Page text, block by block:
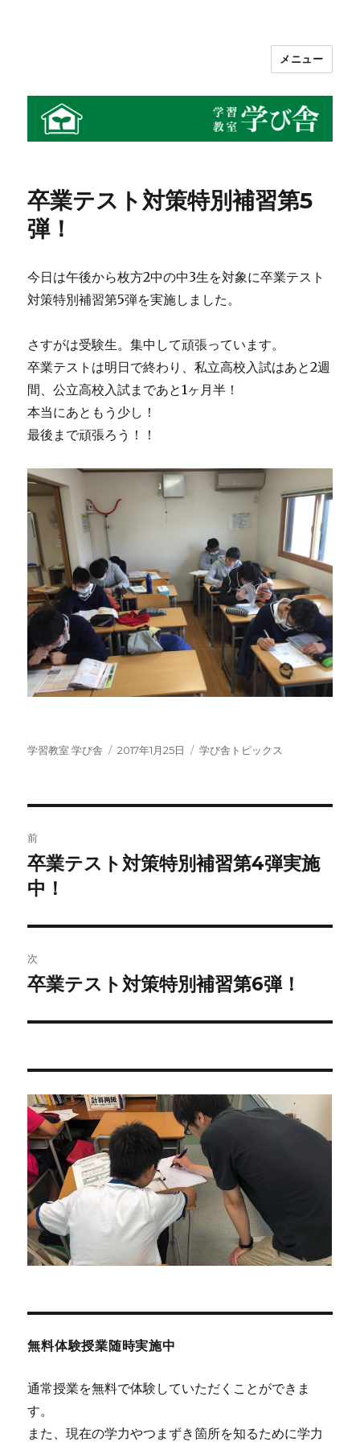
メニュー
卒業テスト対策特別補習第5
弾！
今日は午後から枚方2中の中3生を対象に卒業テスト
対策特別補習第5弾を実施しました。
さすがは受験生。集中して頑張っています。
卒業テストは明日で終わり、私立高校入試はあと2週
間、公立高校入試まであと1ヶ月半！
本当にあともう少し！
最後まで頑張ろう！！
投
学習教室 学び舎
投
2017年1月25日
カ
学び舎トピックス
稿
ナ
ビ
ゲ
ー
シ
ン
前
前
の
稿:
卒業テスト対策特別補習第4弾実施
中！
次
次
投
卒業テスト対策特別補習第6弾！
無料体験授業随時実施中
通常授業を無料で体験していただくことができま
す。
また、現在の学力やつまずき箇所を知るために学力